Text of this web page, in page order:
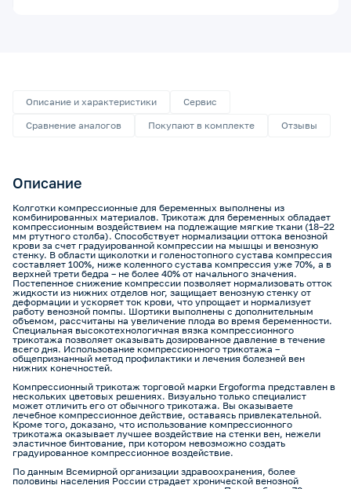
Описание и характеристики
Сервис
Сравнение аналогов
Покупают в комплекте Отзывы
Описание
Колготки компрессионные для беременных выполнены из
комбинированных материалов. Трикотаж для беременных обладает
компрессионным воздействием на подлежащие мягкие ткани (18–22
мм ртутного столба). Способствует нормализации оттока венозной
крови за счет градуированной компрессии на мышцы и венозную
стенку. В области щиколотки и голеностопного сустава компрессия
составляет 100%, ниже коленного сустава компрессия уже 70%, а в
верхней трети бедра – не более 40% от начального значения.
Постепенное снижение компрессии позволяет нормализовать отток
жидкости из нижних отделов ног, защищает венозную стенку от
деформации и ускоряет ток крови, что упрощает и нормализует
работу венозной помпы. Шортики выполнены с дополнительным
объемом, рассчитаны на увеличение плода во время беременности.
Специальная высокотехнологичная вязка компрессионного
трикотажа позволяет оказывать дозированное давление в течение
всего дня. Использование компрессионного трикотажа –
общепризнанный метод профилактики и лечения болезней вен
нижних конечностей.
Компрессионный трикотаж торговой марки Ergoforma представлен в
нескольких цветовых решениях. Визуально только специалист
может отличить его от обычного трикотажа. Вы оказываете
лечебное компрессионное действие, оставаясь привлекательной.
Кроме того, доказано, что использование компрессионного
трикотажа оказывает лучшее воздействие на стенки вен, нежели
эластичное бинтование, при котором невозможно создать
градуированное компрессионное воздействие.
По данным Всемирной организации здравоохранения, более
половины населения России страдает хронической венозной